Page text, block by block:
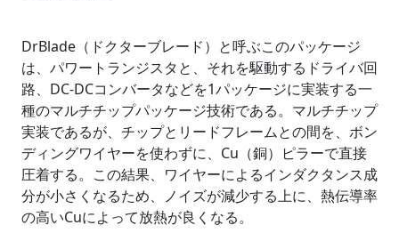
DrBlade（ドクターブレード）と呼ぶこのパッケージ
は、パワートランジスタと、それを駆動するドライバ回
路、DC-DCコンバータなどを1パッケージに実装する一
種のマルチチップパッケージ技術である。マルチチップ
実装であるが、チップとリードフレームとの間を、ボン
ディングワイヤーを使わずに、Cu（銅）ピラーで直接
圧着する。この結果、ワイヤーによるインダクタンス成
分が小さくなるため、ノイズが減少する上に、熱伝導率
の高いCuによって放熱が良くなる。